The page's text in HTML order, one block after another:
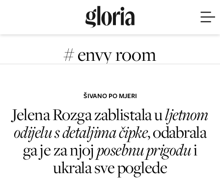
# envy room
ŠIVANO PO MJERI
Jelena Rozga zablistala uljetnom
odijelu s detaljima čipke, odabrala
ga je za njojposebnu prigodui
ukrala sve poglede